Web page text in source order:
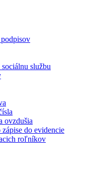
službu
ovzdušia
do evidencie
roľníkov